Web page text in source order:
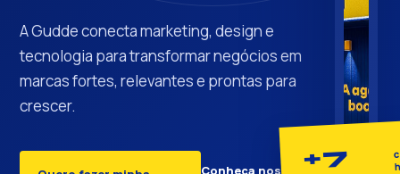
A Gudde conecta marketing, design e
tecnologia para transformar negócios em
marcas fortes, relevantes e prontas para
crescer.
Conheça nossas +7